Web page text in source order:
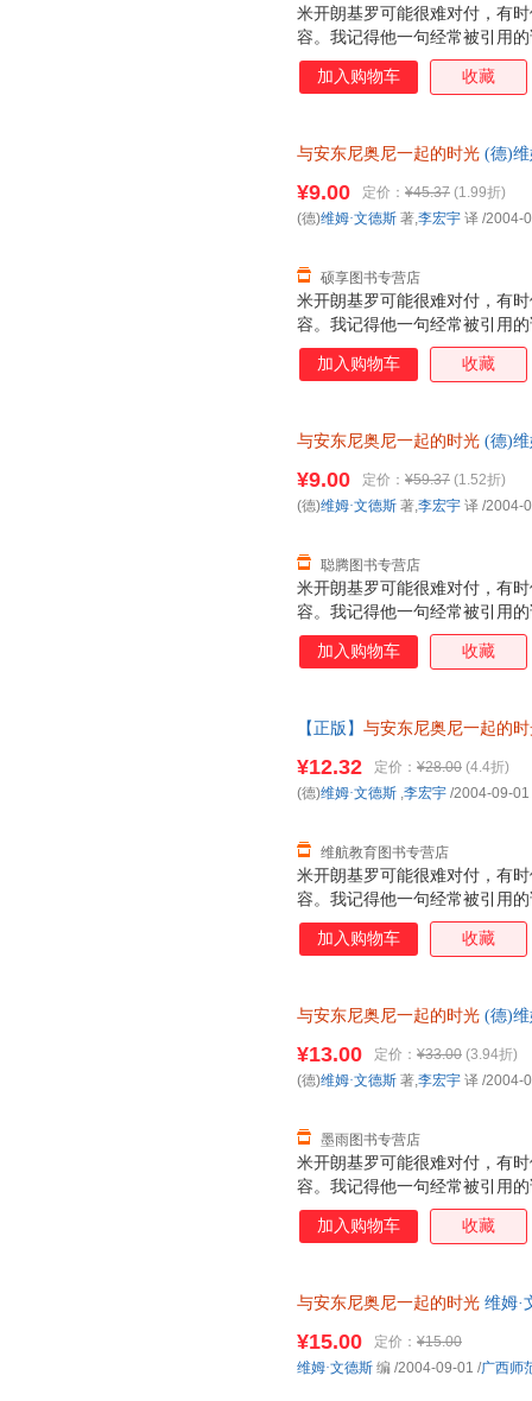
米开朗基罗可能很难对付，有
容。我记得他一句经常被引
我而言只意味着一件事：拍电
方式要求我们每个人也这样做
加入购物车 收藏
与安东尼奥尼一起的时光 (德)
米开朗基罗可能很难对付，有
容。我记得他一句经常被引
我而言只意味着一件事：拍电
方式要求我们每个人也这样做
¥9.00 定价： ¥45.37 (1.99折)
硕享图书专营店
(德)维姆·文德斯 著,李宏宇 译 /2004-
加入购物车 收藏
与安东尼奥尼一起的时光 (德)
米开朗基罗可能很难对付，有
容。我记得他一句经常被引
我而言只意味着一件事：拍电
方式要求我们每个人也这样做
¥9.00 定价： ¥59.37 (1.52折)
聪腾图书专营店
(德)维姆·文德斯 著,李宏宇 译 /2004-
加入购物车 收藏
【正版】 与安东尼奥尼一起的
米开朗基罗可能很难对付，有
容。我记得他一句经常被引
我而言只意味着一件事：拍电
方式要求我们每个人也这样做
¥12.32 定价： ¥28.00 (4.4折)
维航教育图书专营店
(德)维姆·文德斯 ,李宏宇 /2004-09-01
加入购物车 收藏
与安东尼奥尼一起的时光 (德)
米开朗基罗可能很难对付，有
容。我记得他一句经常被引
我而言只意味着一件事：拍电
方式要求我们每个人也这样做
¥13.00 定价： ¥33.00 (3.94折)
墨雨图书专营店
(德)维姆·文德斯 著,李宏宇 译 /2004-
加入购物车 收藏
与安东尼奥尼一起的时光 维姆·
¥15.00 定价： ¥15.00
维姆·文德斯 编 /2004-09-01 /广西师